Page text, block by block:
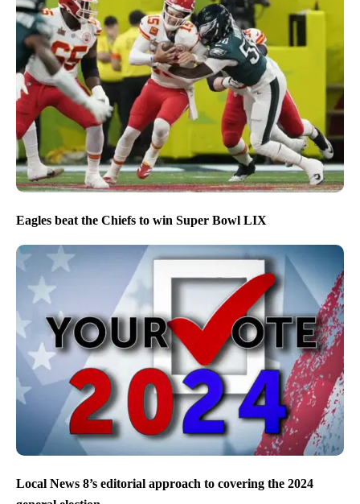
Eagles beat the Chiefs to win Super Bowl LIX
Local News 8’s editorial approach to covering the 2024